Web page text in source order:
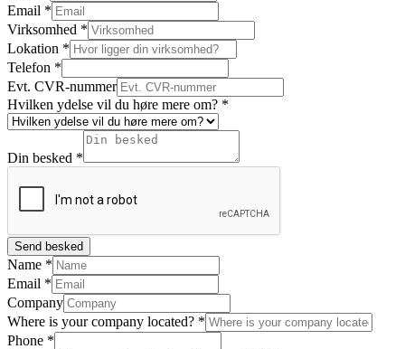
Email *
Virksomhed *
Lokation *
Telefon *
Evt. CVR-nummer
Hvilken ydelse vil du høre mere om? *
Din besked *
Send besked
Name *
Email *
Company
Where is your company located? *
Phone *